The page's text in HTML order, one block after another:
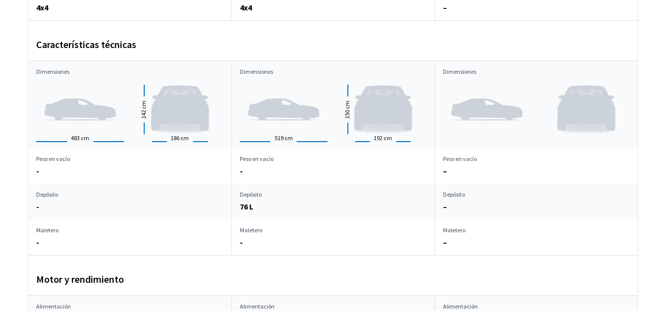
4x4 4x4 –
Características técnicas
Dimensiones
483 cm 186 cm
142
cm
Dimensiones
519 cm 192 cm
150
cm
Dimensiones
Peso en vacío
-
Peso en vacío
-
Peso en vacío
–
Depósito
-
Depósito
76 L
Depósito
–
Maletero
-
Maletero
-
Maletero
–
Motor y rendimiento
Alimentación Alimentación Alimentación